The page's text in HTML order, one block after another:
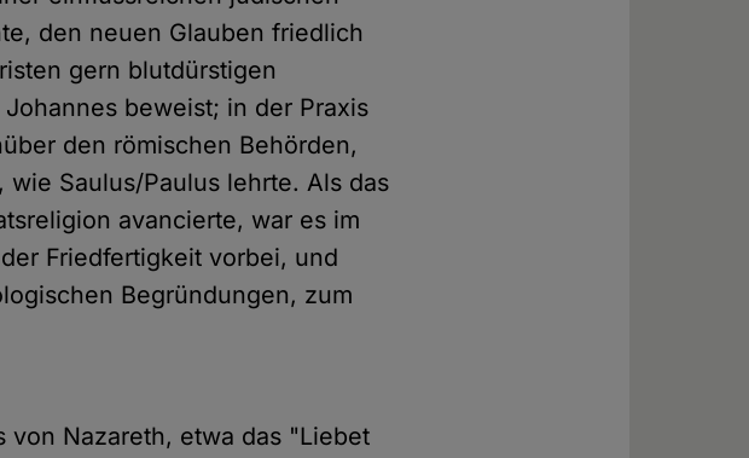
den neuen Glauben friedlich
gern blutdürstigen
beweist; in der Praxis
den römischen Behörden,
Saulus/Paulus lehrte. Als das
avancierte, war es im
Friedfertigkeit vorbei, und
Begründungen, zum
von Nazareth, etwa das "Liebet